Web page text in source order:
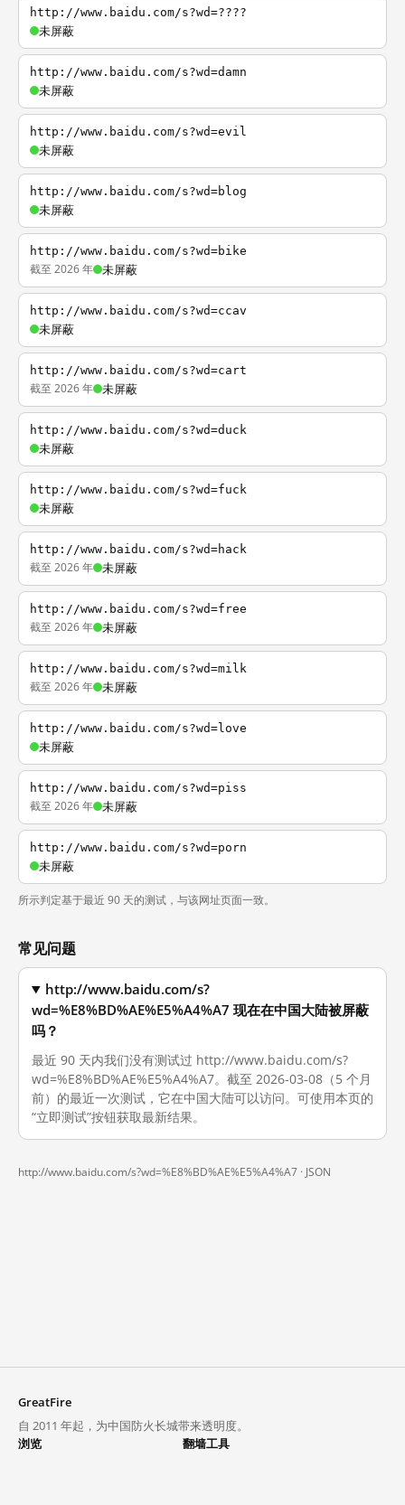
http://www.baidu.com/s?wd=????
未屏蔽
http://www.baidu.com/s?wd=damn
未屏蔽
http://www.baidu.com/s?wd=evil
未屏蔽
http://www.baidu.com/s?wd=blog
未屏蔽
http://www.baidu.com/s?wd=bike
截至 2026 年 未屏蔽
http://www.baidu.com/s?wd=ccav
未屏蔽
http://www.baidu.com/s?wd=cart
截至 2026 年 未屏蔽
http://www.baidu.com/s?wd=duck
未屏蔽
http://www.baidu.com/s?wd=fuck
未屏蔽
http://www.baidu.com/s?wd=hack
截至 2026 年 未屏蔽
http://www.baidu.com/s?wd=free
截至 2026 年 未屏蔽
http://www.baidu.com/s?wd=milk
截至 2026 年 未屏蔽
http://www.baidu.com/s?wd=love
未屏蔽
http://www.baidu.com/s?wd=piss
截至 2026 年 未屏蔽
http://www.baidu.com/s?wd=porn
未屏蔽
所示判定基于最近 90 天的测试，与该网址页面一致。
常见问题
http://www.baidu.com/s?
wd=%E8%BD%AE%E5%A4%A7 现在在中国大陆被屏蔽
吗？
最近 90 天内我们没有测试过 http://www.baidu.com/s?
wd=%E8%BD%AE%E5%A4%A7。截至 2026-03-08（5 个月
前）的最近一次测试，它在中国大陆可以访问。可使用本页的
“立即测试”按钮获取最新结果。
http://www.baidu.com/s?wd=%E8%BD%AE%E5%A4%A7 · JSON
GreatFire
自 2011 年起，为中国防火长城带来透明度。
浏览
翻墙工具